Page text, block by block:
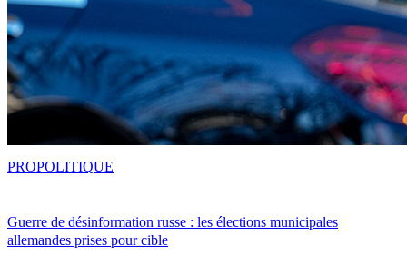
Guerre de désinformation russe : les élections municipales
allemandes prises pour cible
PROPOLITIQUE